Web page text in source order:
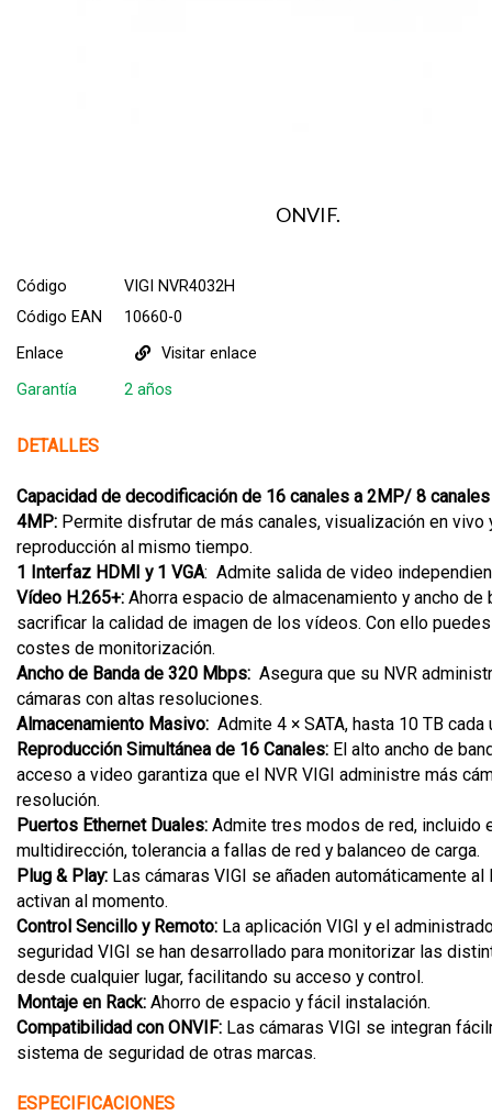
ONVIF.
Código
VIGI NVR4032H
Código EAN
10660-0
Enlace
Visitar enlace
Garantía
2 años
DETALLES
Capacidad de decodificación de 16 canales a 2MP/ 8 canales
4MP: Permite disfrutar de más canales, visualización en vivo
reproducción al mismo tiempo.
1 Interfaz HDMI y 1 VGA: Admite salida de video
Vídeo H.265+: Ahorra espacio de almacenamiento y ancho de
sacrificar la calidad de imagen de los vídeos. Con ello
costes de monitorización.
Ancho de Banda de 320 Mbps: Asegura que su NVR
cámaras con altas resoluciones.
Almacenamiento Masivo: Admite 4 × SATA, hasta 10 TB cada
Reproducción Simultánea de 16 Canales: El alto ancho de
acceso a video garantiza que el NVR VIGI administre más
resolución.
Puertos Ethernet Duales: Admite tres modos de red, incluido
multidirección, tolerancia a fallas de red y balanceo de carga.
Plug & Play: Las cámaras VIGI se añaden automáticamente al
activan al momento.
Control Sencillo y Remoto: La aplicación VIGI y el
seguridad VIGI se han desarrollado para monitorizar las
desde cualquier lugar, facilitando su acceso y control.
Montaje en Rack: Ahorro de espacio y fácil instalación.
Compatibilidad con ONVIF: Las cámaras VIGI se integran
sistema de seguridad de otras marcas.
ESPECIFICACIONES